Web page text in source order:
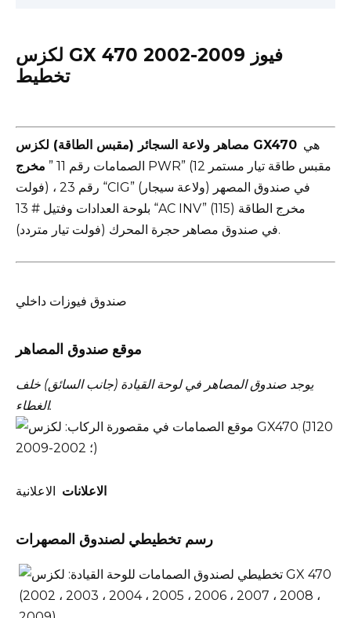
لكزس GX 470 2002-2009 فيوز
تخطيط
مصاهر ولاعة السجائر (مقبس الطاقة) لكزس GX470
الصمامات رقم 11 ”
مخرج
PWR” (مقبس طاقة تيار مستمر 12
فولت) ، رقم 23 “CIG” (ولاعة سيجار) في صندوق المصهر
بلوحة العدادات وفتيل # 13 “AC INV” (مخرج الطاقة (115
فولت تيار متردد)) في صندوق مصاهر حجرة المحرك.
صندوق فيوزات داخلي
موقع صندوق المصاهر
يوجد صندوق المصاهر في لوحة القيادة (جانب السائق) خلف
الغطاء.
الاعلانات الاعلانية
رسم تخطيطي لصندوق المصهرات